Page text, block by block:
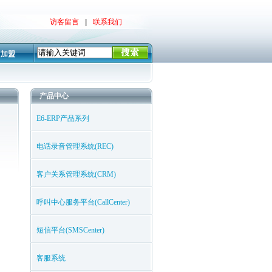
访客留言 联系我们
加盟
产品中心
E6-ERP产品系列
电话录音管理系统(REC)
客户关系管理系统(CRM)
呼叫中心服务平台(CallCenter)
短信平台(SMSCenter)
客服系统